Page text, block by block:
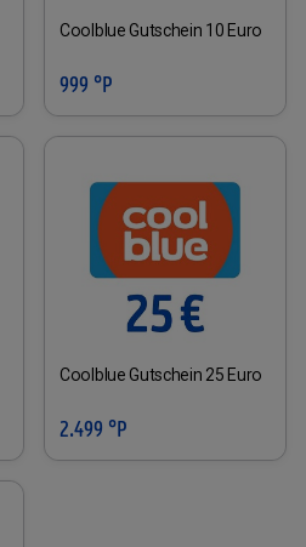
Coolblue Gutschein 10 Euro
999 °P
Coolblue Gutschein 25 Euro
2.499 °P